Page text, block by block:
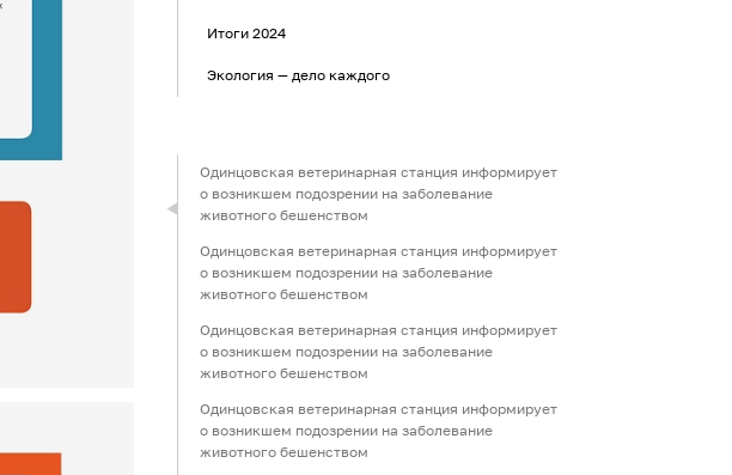
Итоги 2024
Экология — дело каждого
Одинцовская ветеринарная станция информирует
о возникшем подозрении на заболевание
животного бешенством
Одинцовская ветеринарная станция информирует
о возникшем подозрении на заболевание
животного бешенством
Одинцовская ветеринарная станция информирует
о возникшем подозрении на заболевание
животного бешенством
Одинцовская ветеринарная станция информирует
о возникшем подозрении на заболевание
животного бешенством